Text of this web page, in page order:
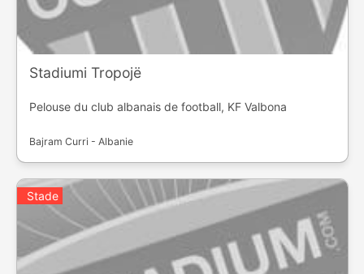
Stadiumi Tropojë
Pelouse du club albanais de football, KF Valbona
Bajram Curri - Albanie
Stade